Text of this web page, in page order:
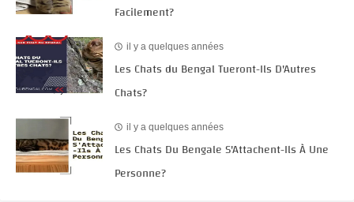
Facilement?
il y a quelques années
Les Chats du Bengal Tueront-Ils D'Autres
Chats?
il y a quelques années
Les Chats Du Bengale S'Attachent-Ils À Une
Personne?